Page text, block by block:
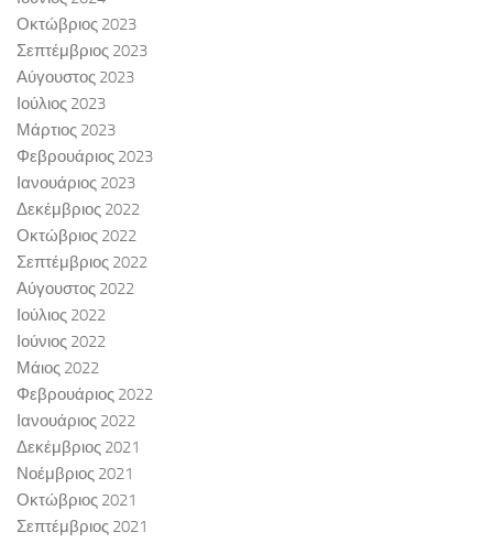
Οκτώβριος 2023
Σεπτέμβριος 2023
Αύγουστος 2023
Ιούλιος 2023
Μάρτιος 2023
Φεβρουάριος 2023
Ιανουάριος 2023
Δεκέμβριος 2022
Οκτώβριος 2022
Σεπτέμβριος 2022
Αύγουστος 2022
Ιούλιος 2022
Ιούνιος 2022
Μάιος 2022
Φεβρουάριος 2022
Ιανουάριος 2022
Δεκέμβριος 2021
Νοέμβριος 2021
Οκτώβριος 2021
Σεπτέμβριος 2021